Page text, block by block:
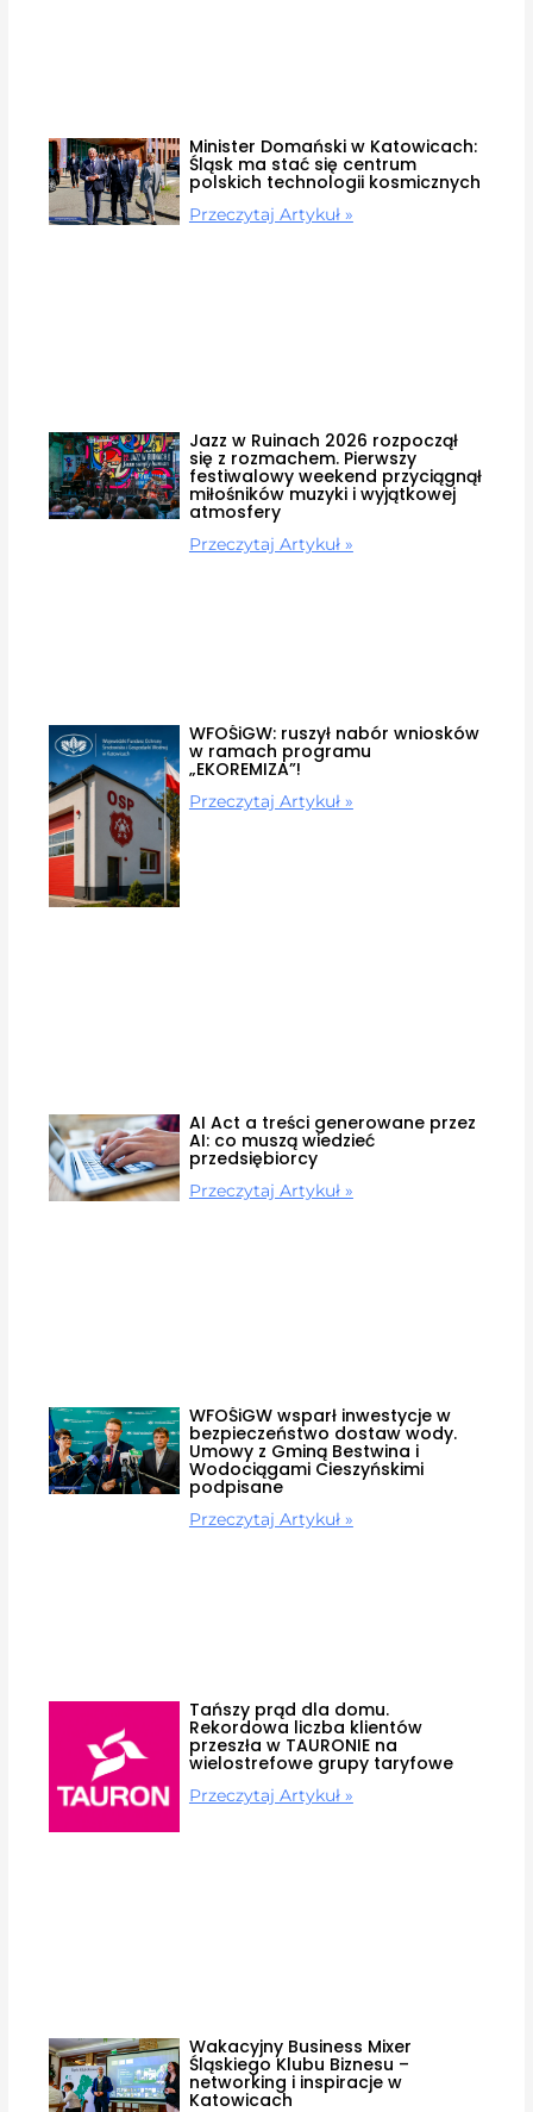
Minister Domański w Katowicach:
Śląsk ma stać się centrum
polskich technologii kosmicznych
Przeczytaj Artykuł »
Jazz w Ruinach 2026 rozpoczął
się z rozmachem. Pierwszy
festiwalowy weekend przyciągnął
miłośników muzyki i wyjątkowej
atmosfery
Przeczytaj Artykuł »
WFOŚiGW: ruszył nabór wniosków
w ramach programu
„EKOREMIZA”!
Przeczytaj Artykuł »
AI Act a treści generowane przez
AI: co muszą wiedzieć
przedsiębiorcy
Przeczytaj Artykuł »
WFOŚiGW wsparł inwestycje w
bezpieczeństwo dostaw wody.
Umowy z Gminą Bestwina i
Wodociągami Cieszyńskimi
podpisane
Przeczytaj Artykuł »
Tańszy prąd dla domu.
Rekordowa liczba klientów
przeszła w TAURONIE na
wielostrefowe grupy taryfowe
Przeczytaj Artykuł »
Wakacyjny Business Mixer
Śląskiego Klubu Biznesu –
networking i inspiracje w
Katowicach